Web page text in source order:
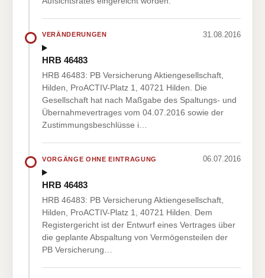
VERÄNDERUNGEN 31.08.2016
HRB 46483
HRB 46483: PB Versicherung Aktiengesellschaft,
Hilden, ProACTIV-Platz 1, 40721 Hilden. Die
Gesellschaft hat nach Maßgabe des Spaltungs- und
Übernahmevertrages vom 04.07.2016 sowie der
Zustimmungsbeschlüsse i…
VORGÄNGE OHNE EINTRAGUNG 06.07.2016
HRB 46483
HRB 46483: PB Versicherung Aktiengesellschaft,
Hilden, ProACTIV-Platz 1, 40721 Hilden. Dem
Registergericht ist der Entwurf eines Vertrages über
die geplante Abspaltung von Vermögensteilen der
PB Versicherung…